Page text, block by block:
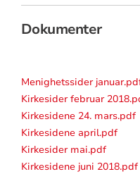
Dokumenter
Menighetssider
Kirkesider februar
Kirkesidene 24. mars.pdf
Kirkesidene april.pdf
Kirkesider mai.pdf
Kirkesidene juni 2018.pdf